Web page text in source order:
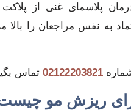
پلاسمای غنی از
به نفس مراجعان را
02122203821 تماس
ریزش مو